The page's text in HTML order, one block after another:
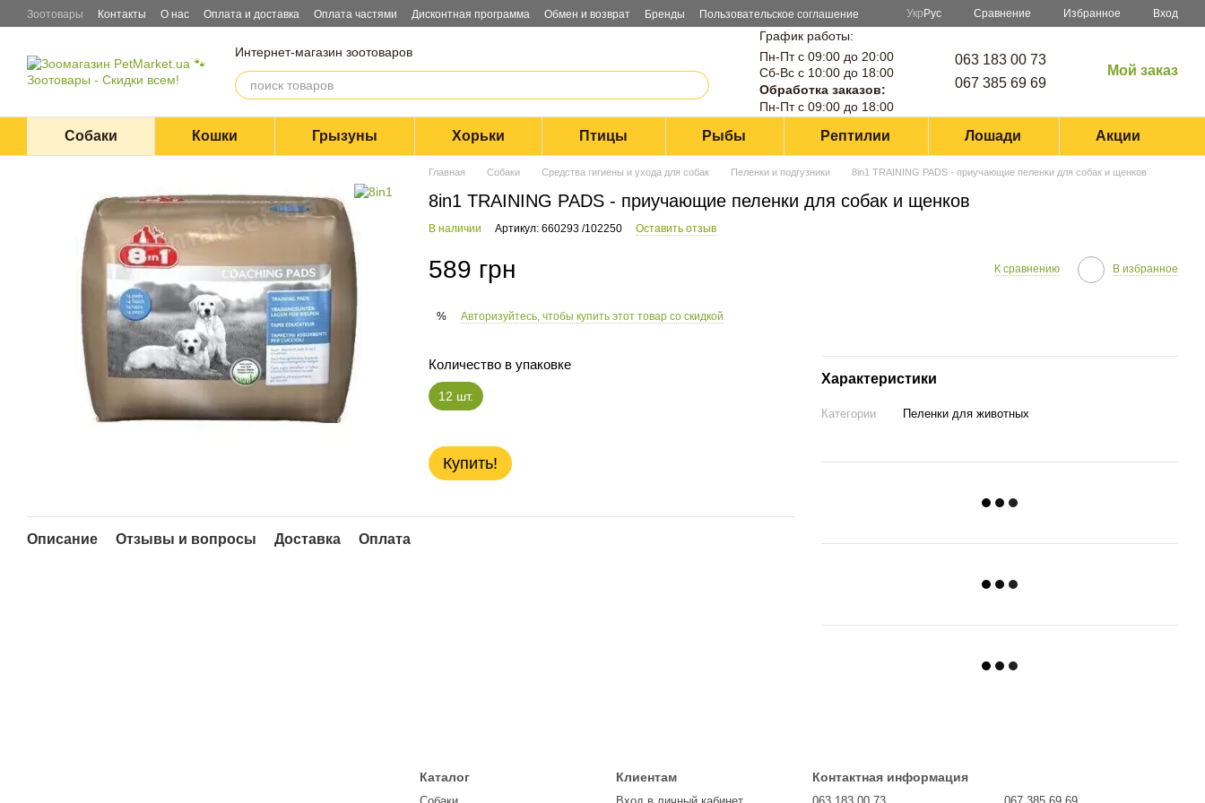
Перейти к основному контенту
Зоотовары Контакты О нас Оплата и доставка Оплата частями Дисконтная программа Обмен и возврат Бренды
Пользовательское соглашение
Укр Рус Сравнение Избранное Вход
Интернет-магазин зоотоваров
График работы:
Пн-Пт с 09:00 до 20:00
Сб-Вс с 10:00 до 18:00
Обработка заказов:
Пн-Пт с 09:00 до 18:00
063 183 00 73
067 385 69 69
Мой заказ
Собаки Кошки Грызуны Хорьки Птицы Рыбы Рептилии Лошади Акции
Главная Собаки Средства гигиены и ухода для собак Пеленки и подгузники 8in1 TRAINING PADS - приучающие пеленки для собак и щенков
8in1 TRAINING PADS - приучающие пеленки для собак и щенков
В наличии Артикул: 660293 /102250 Оставить отзыв
589 грн К сравнению В избранное
% Авторизуйтесь, чтобы купить этот товар со скидкой
Количество в упаковке
12 шт.
Купить!
Характеристики
Категории Пеленки для животных
Описание Отзывы и вопросы Доставка Оплата
Каталог Клиентам Контактная информация